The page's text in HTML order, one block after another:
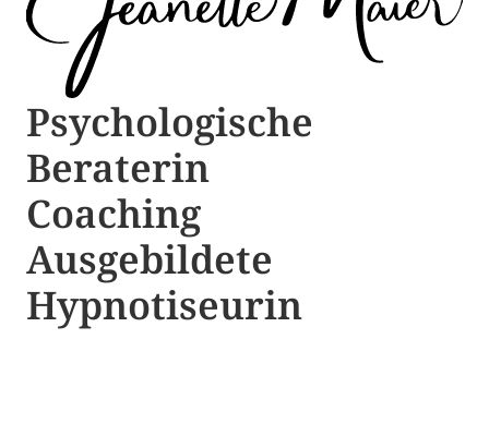
Psychologische ​​
Beraterin
Coaching
Ausgebildete​ ​
Hypnotiseurin